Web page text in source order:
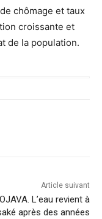
chômage et taux
croissante et
de la population.
Article suivant
L’eau revient à
après des années